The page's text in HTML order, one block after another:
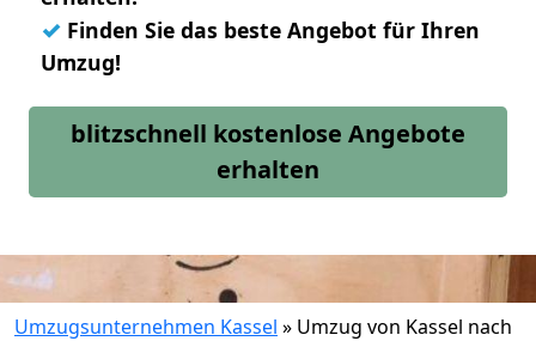
✓ Finden Sie das beste Angebot für Ihren
Umzug!
blitzschnell kostenlose Angebote
erhalten
Umzugsunternehmen Kassel » Umzug von Kassel nach